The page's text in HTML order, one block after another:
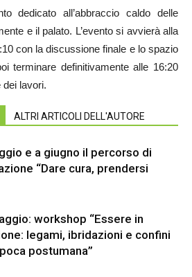
dedicato all’abbraccio caldo delle
e il palato. L’evento si avvierà alla
con la discussione finale e lo spazio
terminare definitivamente alle 16:20
lavori.
ALTRI ARTICOLI DELL'AUTORE
e a giugno il percorso di
“Dare cura, prendersi
workshop “Essere in
legami, ibridazioni e confini
postumana”